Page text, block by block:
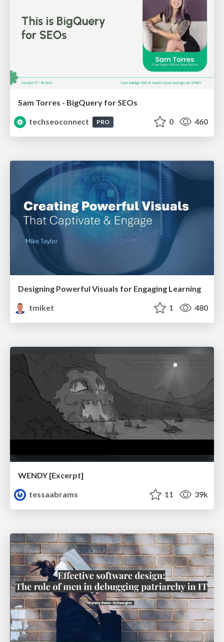
Sam Torres - BigQuery for SEOs
techseoconnect
PRO 0 460
Designing Powerful Visuals for Engaging Learning
tmiket
1 480
WENDY [Excerpt]
tessaabrams
11 39k